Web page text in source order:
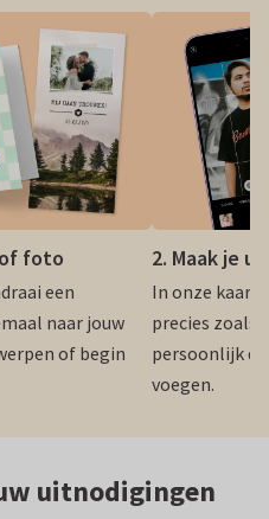
foto
een
naar jouw
of begin
2. Maak je
In onze
precies zoals
persoonlijk
voegen.
uitnodigingen